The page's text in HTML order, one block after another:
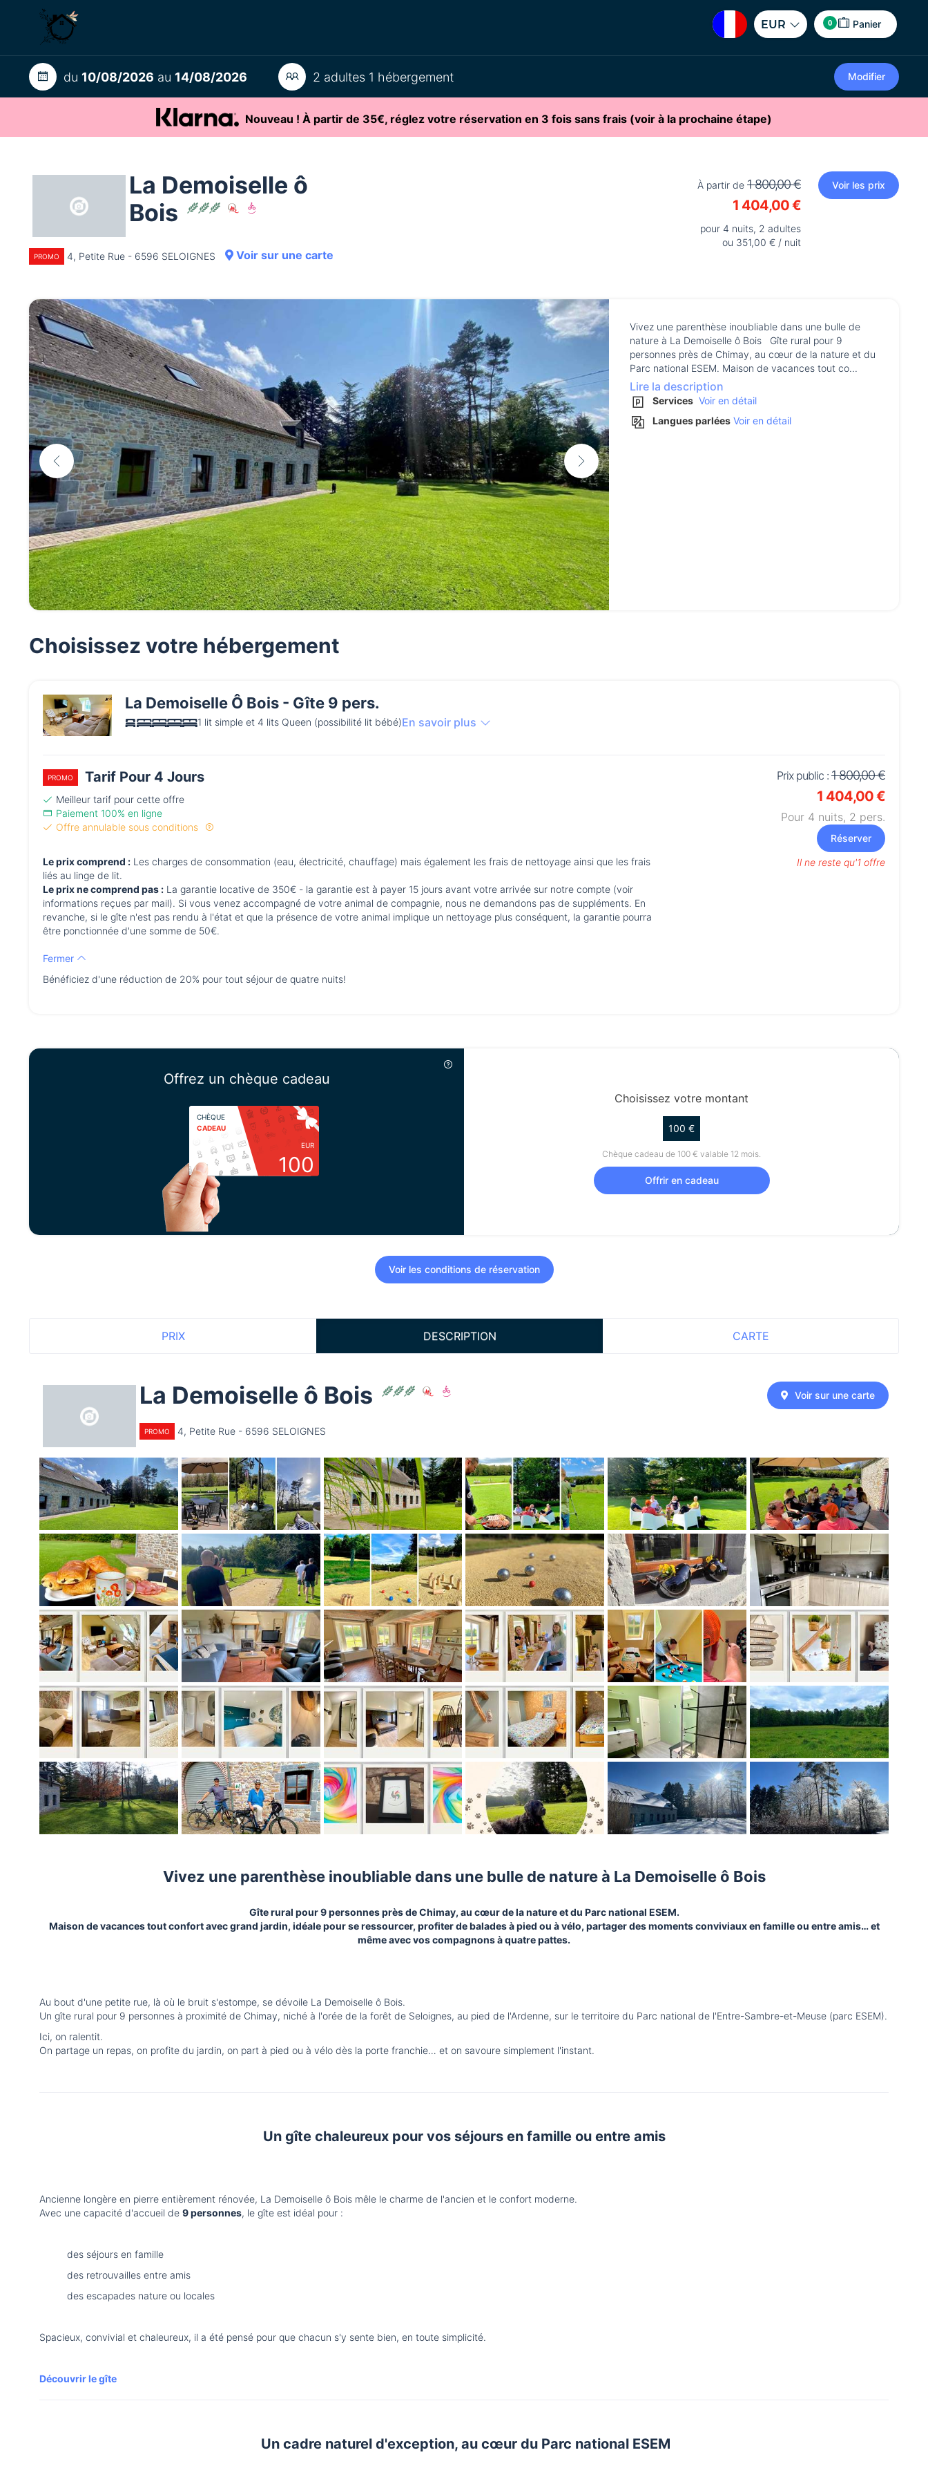
EUR 0 Panier
du 10/08/2026 au 14/08/2026 2 adultes 1 hébergement Modifier
Nouveau ! À partir de 35€, réglez votre réservation en 3 fois sans frais (voir à la prochaine étape)
La Demoiselle ô
Bois
PROMO 4, Petite Rue - 6596 SELOIGNES Voir sur une carte
À partir de 1 800,00 €
1 404,00 €
pour 4 nuits, 2 adultes
ou 351,00 € / nuit
Voir les prix
Vivez une parenthèse inoubliable dans une bulle de
nature à La Demoiselle ô Bois Gîte rural pour 9
personnes près de Chimay, au cœur de la nature et du
Parc national ESEM. Maison de vacances tout co...
Lire la description
Services Voir en détail
Langues parlées Voir en détail
Choisissez votre hébergement
La Demoiselle Ô Bois - Gîte 9 pers.
1 lit simple et 4 lits Queen (possibilité lit bébé)En savoir plus
PROMO Tarif Pour 4 Jours
Meilleur tarif pour cette offre
Paiement 100% en ligne
Offre annulable sous conditions
Le prix comprend : Les charges de consommation (eau, électricité, chauffage) mais également les frais de nettoyage ainsi que les frais
liés au linge de lit.
Le prix ne comprend pas : La garantie locative de 350€ - la garantie est à payer 15 jours avant votre arrivée sur notre compte (voir
informations reçues par mail). Si vous venez accompagné de votre animal de compagnie, nous ne demandons pas de suppléments. En
revanche, si le gîte n'est pas rendu à l'état et que la présence de votre animal implique un nettoyage plus conséquent, la garantie pourra
être ponctionnée d'une somme de 50€.
Prix public : 1 800,00 €
1 404,00 €
Pour 4 nuits, 2 pers.
Réserver
Il ne reste qu'1 offre
Fermer
Bénéficiez d'une réduction de 20% pour tout séjour de quatre nuits!
Offrez un chèque cadeau
CHÈQUE
CADEAU
EUR
100
Choisissez votre montant
100 €
Chèque cadeau de 100 € valable 12 mois.
Offrir en cadeau
Voir les conditions de réservation
PRIX DESCRIPTION CARTE
La Demoiselle ô Bois
PROMO 4, Petite Rue - 6596 SELOIGNES
Voir sur une carte
Vivez une parenthèse inoubliable dans une bulle de nature à La Demoiselle ô Bois
Gîte rural pour 9 personnes près de Chimay, au cœur de la nature et du Parc national ESEM.
Maison de vacances tout confort avec grand jardin, idéale pour se ressourcer, profiter de balades à pied ou à vélo, partager des moments conviviaux en famille ou entre amis… et
même avec vos compagnons à quatre pattes.
Au bout d'une petite rue, là où le bruit s'estompe, se dévoile La Demoiselle ô Bois.
Un gîte rural pour 9 personnes à proximité de Chimay, niché à l'orée de la forêt de Seloignes, au pied de l'Ardenne, sur le territoire du Parc national de l'Entre-Sambre-et-Meuse (parc ESEM).
Ici, on ralentit.
On partage un repas, on profite du jardin, on part à pied ou à vélo dès la porte franchie… et on savoure simplement l'instant.
Un gîte chaleureux pour vos séjours en famille ou entre amis
Ancienne longère en pierre entièrement rénovée, La Demoiselle ô Bois mêle le charme de l'ancien et le confort moderne.
Avec une capacité d'accueil de 9 personnes, le gîte est idéal pour :
des séjours en famille
des retrouvailles entre amis
des escapades nature ou locales
Spacieux, convivial et chaleureux, il a été pensé pour que chacun s'y sente bien, en toute simplicité.
Découvrir le gîte
Un cadre naturel d'exception, au cœur du Parc national ESEM